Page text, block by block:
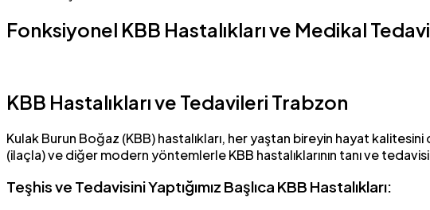
Fonksiyonel KBB Hastalıkları ve Medikal
KBB Hastalıkları ve Tedavileri Trabzon
Kulak Burun Boğaz (KBB) hastalıkları, her yaştan bireyin hayat
(ilaçla) ve diğer modern yöntemlerle KBB hastalıklarının tanı ve
Teşhis ve Tedavisini Yaptığımız Başlıca KBB Hastalıkları: